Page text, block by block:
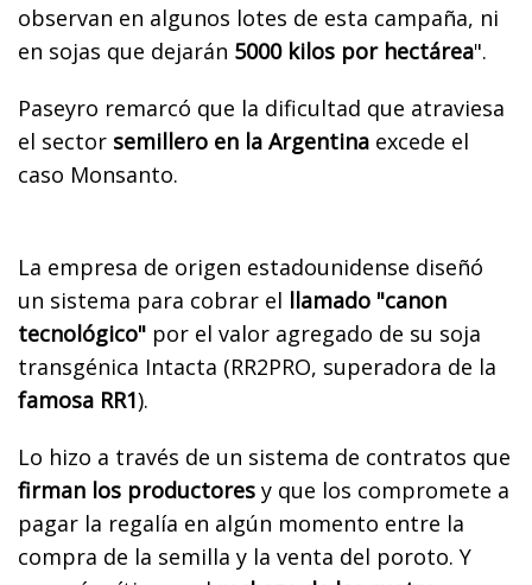
observan en algunos lotes de esta campaña, ni
en sojas que dejarán 5000 kilos por hectárea".
Paseyro remarcó que la dificultad que atraviesa
el sector semillero en la Argentina excede el
caso Monsanto.
La empresa de origen estadounidense diseñó
un sistema para cobrar el llamado "canon
tecnológico" por el valor agregado de su soja
transgénica Intacta (RR2PRO, superadora de la
famosa RR1).
Lo hizo a través de un sistema de contratos que
firman los productores y que los compromete a
pagar la regalía en algún momento entre la
compra de la semilla y la venta del poroto. Y